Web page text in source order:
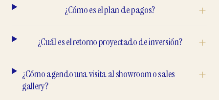
¿Cómo es el plan de pagos?
¿Cuál es el retorno proyectado de inversión?
¿Cómo agendo una visita al showroom o sales
gallery?